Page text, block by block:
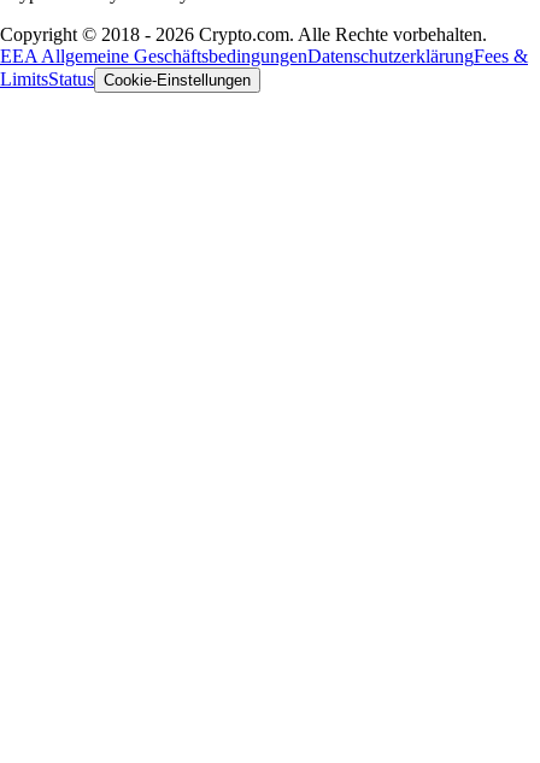
Copyright © 2018 - 2026 Crypto.com. Alle Rechte vorbehalten.
EEA Allgemeine GeschäftsbedingungenDatenschutzerklärungFees &
LimitsStatus Cookie-Einstellungen